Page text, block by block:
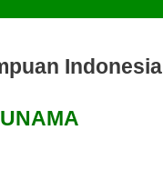
Indonesia